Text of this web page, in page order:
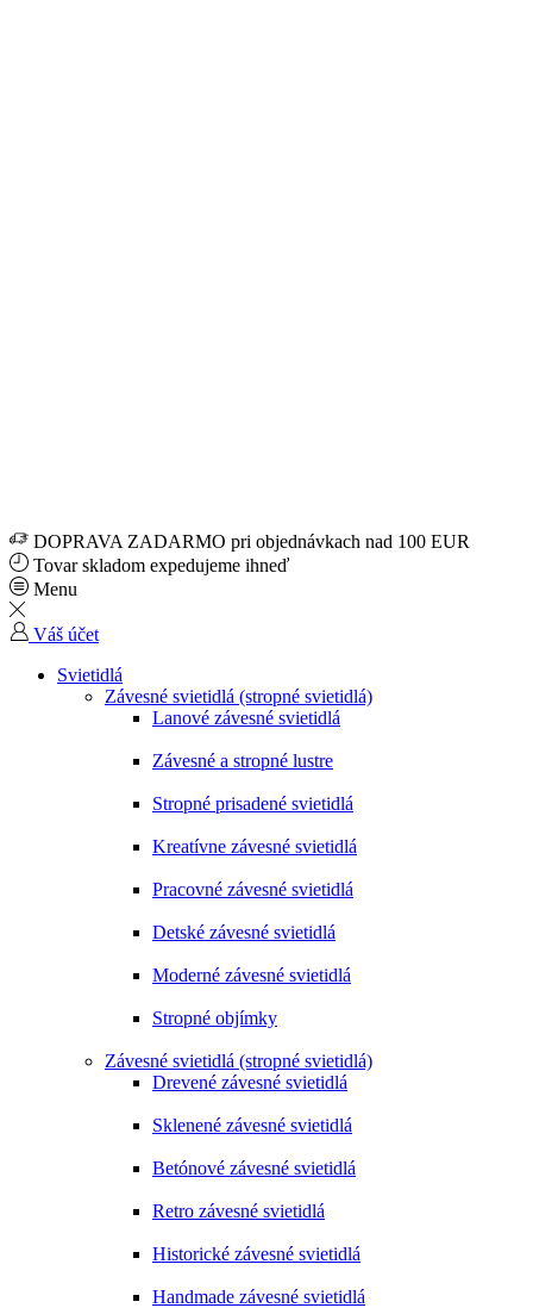
DOPRAVA ZADARMO pri objednávkach nad 100 EUR
Tovar skladom expedujeme ihneď
Menu
Váš účet
Svietidlá
Závesné svietidlá (stropné svietidlá)
Lanové závesné svietidlá
Závesné a stropné lustre
Stropné prisadené svietidlá
Kreatívne závesné svietidlá
Pracovné závesné svietidlá
Detské závesné svietidlá
Moderné závesné svietidlá
Stropné objímky
Závesné svietidlá (stropné svietidlá)
Drevené závesné svietidlá
Sklenené závesné svietidlá
Betónové závesné svietidlá
Retro závesné svietidlá
Historické závesné svietidlá
Handmade závesné svietidlá